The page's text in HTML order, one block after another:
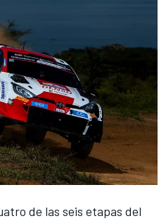
de las seis etapas del